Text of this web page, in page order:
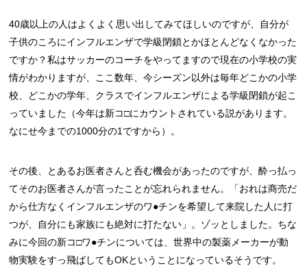
40歳以上の人はよくよく思い出してみてほしいのですが、自分が
子供のころにインフルエンザで学級閉鎖とかほとんどなくなかった
ですか？私はサッカーのコーチをやってますので現在の小学校の実
情がわかりますが、ここ数年、今シーズン以外は毎年どこかの小学
校、どこかの学年、クラスでインフルエンザによる学級閉鎖が起こ
っていました（今年は新コ□にカウントされている説があります。
なにせ今までの1000分の1ですから）。
その後、とあるお医者さんと呑む機会があったのですが、酔っ払っ
てそのお医者さんが言ったことが忘れられません。「おれは商売だ
から仕方なくインフルエンザのワ●チンを希望して来院した人に打
つが、自分にも家族にも絶対に打たない」。ゾッとしました。ちな
みに今回の新コ□ワ●チンについては、世界中の製薬メーカーが動
物実験をすっ飛ばしてもOKということになっているそうです。